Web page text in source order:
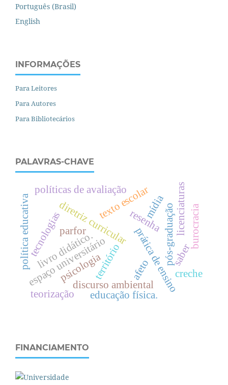
Português (Brasil)
English
INFORMAÇÕES
Para Leitores
Para Autores
Para Bibliotecários
PALAVRAS-CHAVE
resenha
território
diretriz curricular
prática de ensino
texto escolar
políticas de avaliação
espaço universitário pós-graduaçãosaber
política educativa
discurso ambiental
mídia
livro didático.
licenciaturas
parfor
educação física.
creche
psicologia
tecnologias
teorização
afeto
burocracia
FINANCIAMENTO